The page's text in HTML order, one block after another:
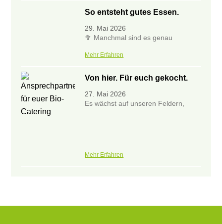
So entsteht gutes Essen.
29. Mai 2026
🥦 Manchmal sind es genau
Mehr Erfahren
Von hier. Für euch gekocht.
27. Mai 2026
Es wächst auf unseren Feldern,
Mehr Erfahren